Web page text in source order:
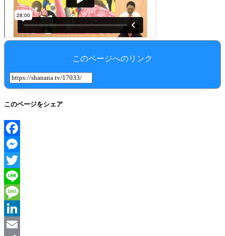
このページへのリンク
このページをシェア
Facebook
Messenger
Twitter
Line
Message
LinkedIn